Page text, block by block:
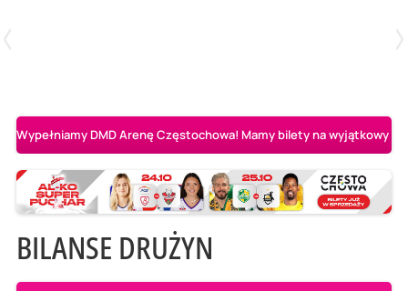
Wypełniamy DMD Arenę Częstochowa! Mamy bilety na wyjątkowy
BILANSE DRUŻYN